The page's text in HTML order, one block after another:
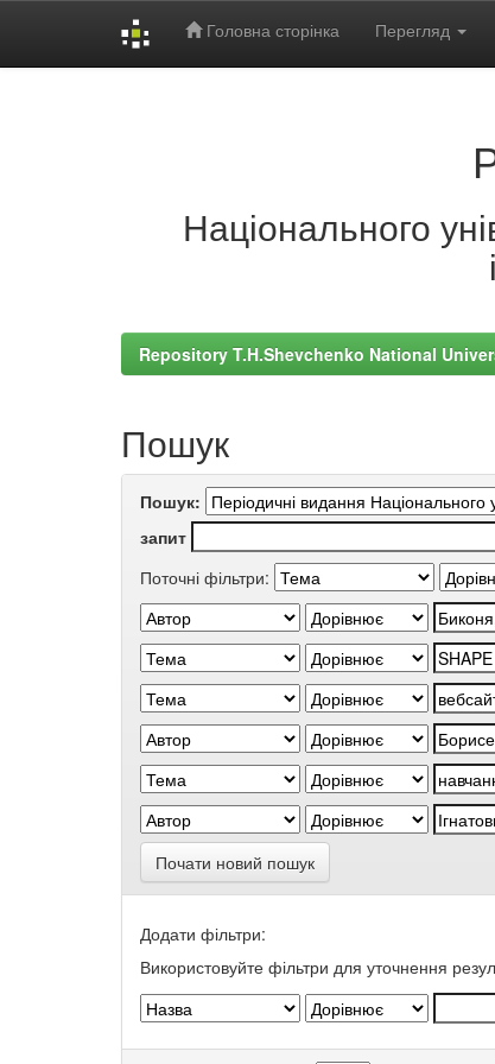
Головна сторінка Перегляд
Національного
Repository T.H.Shevchenko National
Пошук
Пошук:
запит
Поточні фільтри:
Почати новий пошук
Додати фільтри:
Використовуйте фільтри для уточнення